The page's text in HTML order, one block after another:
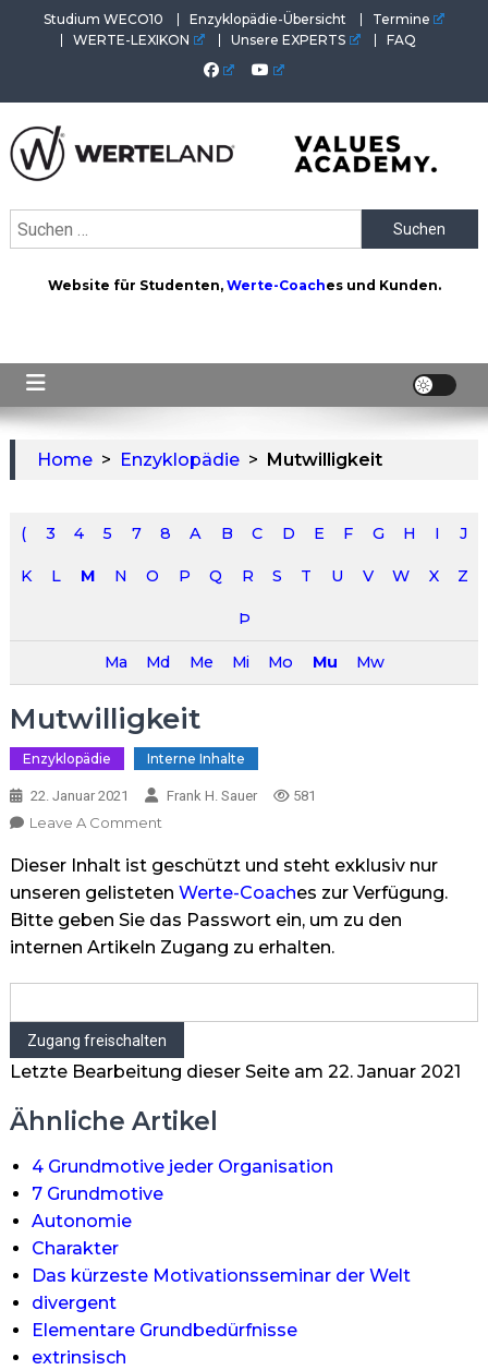
Studium WECO10 Enzyklopädie-Übersicht
Termine
WERTE-LEXIKON
Unsere EXPERTS FAQ
Akademie. Wertvolles für Werte-Coaches.
Suchen
nach:
Website für Studenten, Werte-Coaches und Kunden.
Home > Enzyklopädie > Mutwilligkeit
( 3 4 5 7 8 A B C D E F G H I J
K L M N O P Q R S T U V W X Z
Þ
Ma Md Me Mi Mo Mu Mw
Mutwilligkeit
Enzyklopädie Interne Inhalte
22. Januar 2021 Frank H. Sauer 581
Leave A CommentOn
Dieser Inhalt ist geschützt und steht exklusiv nur
unseren gelisteten Werte-Coaches zur Verfügung.
Bitte geben Sie das Passwort ein, um zu den
internen Artikeln Zugang zu erhalten.
Letzte Bearbeitung dieser Seite am 22. Januar 2021
Ähnliche Artikel
4 Grundmotive jeder Organisation
7 Grundmotive
Autonomie
Charakter
Das kürzeste Motivationsseminar der Welt
divergent
Elementare Grundbedürfnisse
extrinsisch